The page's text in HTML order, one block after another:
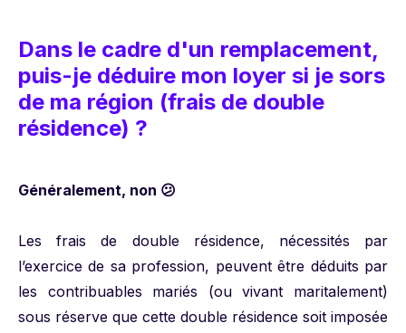
Dans le cadre d'un remplacement,
puis-je déduire mon loyer si je sors
de ma région (frais de double
résidence) ?
Généralement, non 😕
Les frais de double résidence, nécessités par
l’exercice de sa profession, peuvent être déduits par
les contribuables mariés (ou vivant maritalement)
sous réserve que cette double résidence soit imposée